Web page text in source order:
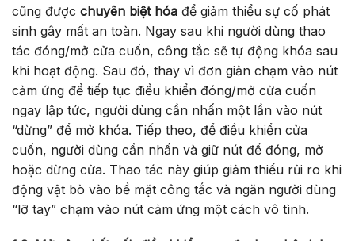
cũng được chuyên biệt hóa để giảm thiểu sự cố phát
sinh gây mất an toàn. Ngay sau khi người dùng thao
tác đóng/mở cửa cuốn, công tắc sẽ tự động khóa sau
khi hoạt động. Sau đó, thay vì đơn giản chạm vào nút
cảm ứng để tiếp tục điều khiển đóng/mở cửa cuốn
ngay lập tức, người dùng cần nhấn một lần vào nút
“dừng” để mở khóa. Tiếp theo, để điều khiển cửa
cuốn, người dùng cần nhấn và giữ nút để đóng, mở
hoặc dừng cửa. Thao tác này giúp giảm thiểu rủi ro khi
động vật bò vào bề mặt công tắc và ngăn người dùng
“lỡ tay” chạm vào nút cảm ứng một cách vô tình.